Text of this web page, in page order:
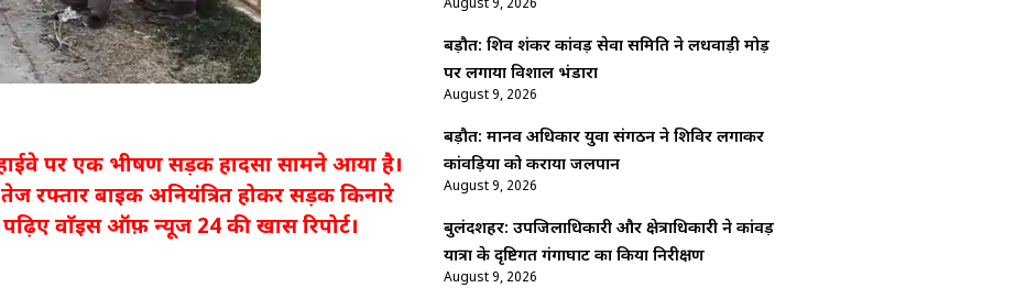
हाईवे पर एक भीषण सड़क हादसा सामने आया है।
रफ्तार बाइक अनियंत्रित होकर सड़क किनारे
वाॅइस ऑफ़ न्यूज 24 की खास रिपोर्ट।
August 9, 2026
बड़ौत: शिव शंकर कांवड़ सेवा समिति ने लधवाड़ी मोड़
पर लगाया विशाल भंडारा
August 9, 2026
बड़ौत: मानव अधिकार युवा संगठन ने शिविर लगाकर
कांवड़ियों को कराया जलपान
August 9, 2026
बुलंदशहर: उपजिलाधिकारी और क्षेत्राधिकारी ने कांवड़
यात्रा के दृष्टिगत गंगाघाट का किया निरीक्षण
August 9, 2026